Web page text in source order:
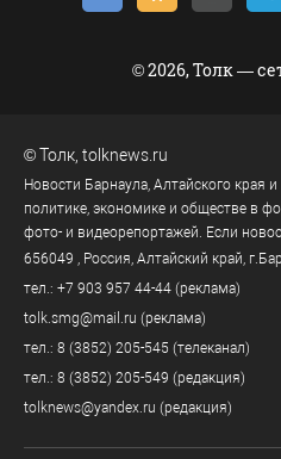
© 2026, Толк —
©Толк tolknews.ru
Новости Барнаула, Алтайского края
политике, экономике и обществе в
фото- и видеорепортажей. Если
656049 , Россия, Алтайский край, г.
тел.: +7 903 957 44-44 (реклама)
tolk.smg@mail.ru (реклама)
тел.: 8 (3852) 205-545 (телеканал)
тел.: 8 (3852) 205-549 (редакция)
tolknews@yandex.ru (редакция)